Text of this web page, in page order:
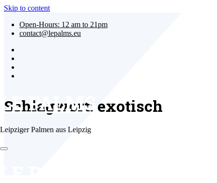
Skip to content
Open-Hours: 12 am to 21pm
contact@lepalms.eu
LE PALMS
Leipziger Palmen aus Leipzig
Schlagwort: exotisch